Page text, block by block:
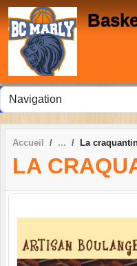
Accueil La
LA
Panneau de gestion des